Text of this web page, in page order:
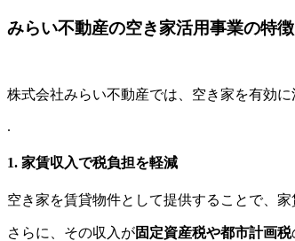
みらい不動産の空き家活用事業の特徴
株式会社みらい不動産では、空き家を有効
.
1. 家賃収入で税負担を軽減
空き家を賃貸物件として提供することで、家
さらに、その収入が固定資産税や都市計画税